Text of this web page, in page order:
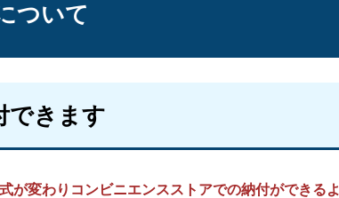
ついて
できます
が変わりコンビニエンスストアでの納付ができる